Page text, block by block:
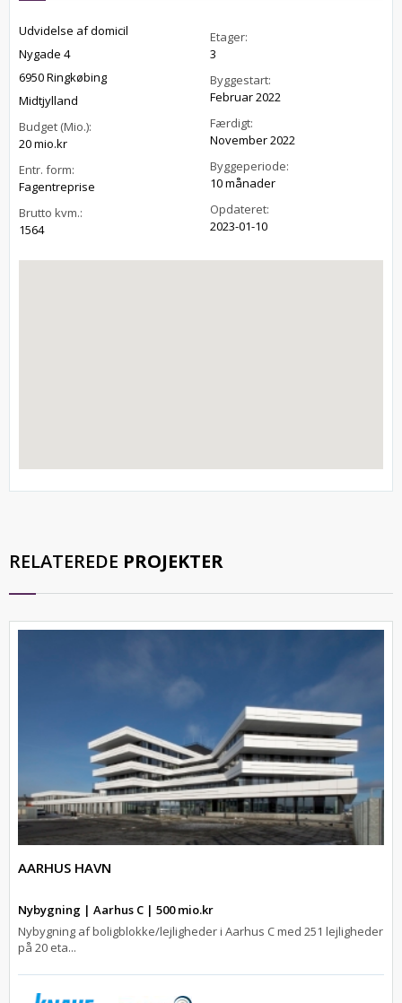
Udvidelse af domicil
Nygade 4
6950 Ringkøbing
Midtjylland
Budget (Mio.):
20 mio.kr
Entr. form:
Fagentreprise
Brutto kvm.:
1564
Etager:
3
Byggestart:
Februar 2022
Færdigt:
November 2022
Byggeperiode:
10 månader
Opdateret:
2023-01-10
RELATEREDE PROJEKTER
AARHUS HAVN
Nybygning | Aarhus C | 500 mio.kr
Nybygning af boligblokke/lejligheder i Aarhus C med 251 lejligheder
på 20 eta...